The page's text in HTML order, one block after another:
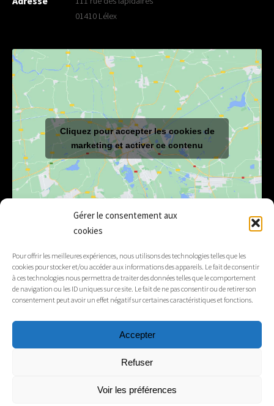
Gérer le consentement aux
cookies
Pour offrir les meilleures expériences, nous utilisons des technologies telles que les
cookies pour stocker et/ou accéder aux informations des appareils. Le fait de consentir
à ces technologies nous permettra de traiter des données telles que le comportement
de navigation ou les ID uniques sur ce site. Le fait de ne pas consentir ou de retirer son
consentement peut avoir un effet négatif sur certaines caractéristiques et fonctions.
Accepter
Refuser
Voir les préférences
01410 Lélex
Cliquez pour accepter les cookies de
marketing et activer ce contenu
Tél. 04 50 20 91 15
Mentions légales